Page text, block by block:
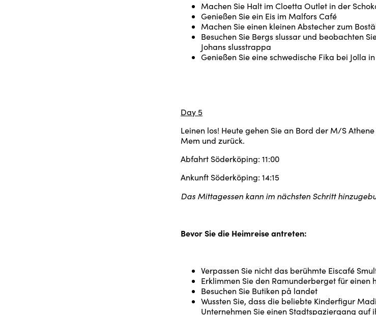
Machen Sie Halt im Cloetta Outlet in der
Genießen Sie ein Eis im Malfors Café
Machen Sie einen kleinen Abstecher zum
Besuchen Sie Bergs slussar und beobachten
Johans slusstrappa
Genießen Sie eine schwedische Fika bei Jolla
Day 5
Leinen los! Heute gehen Sie an Bord der M/S
Mem und zurück.
Abfahrt Söderköping: 11:00
Ankunft Söderköping: 14:15
Das Mittagessen kann im nächsten Schritt
Bevor Sie die Heimreise antreten:
Verpassen Sie nicht das berühmte Eiscafé
Erklimmen Sie den Ramunderberget für einen
Besuchen Sie Butiken på landet
Wussten Sie, dass die beliebte Kinderfigur
Unternehmen Sie einen Stadtspaziergang auf